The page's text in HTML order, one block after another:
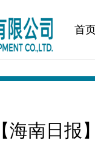
首
【海南日报